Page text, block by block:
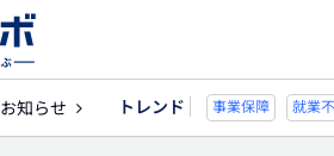
お知らせ トレンド
事業保障 就業不能 死亡保険金非課税枠